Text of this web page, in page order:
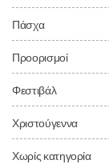
Πάσχα
Προορισμοί
Φεστιβάλ
Χριστούγεννα
Χωρίς κατηγορία